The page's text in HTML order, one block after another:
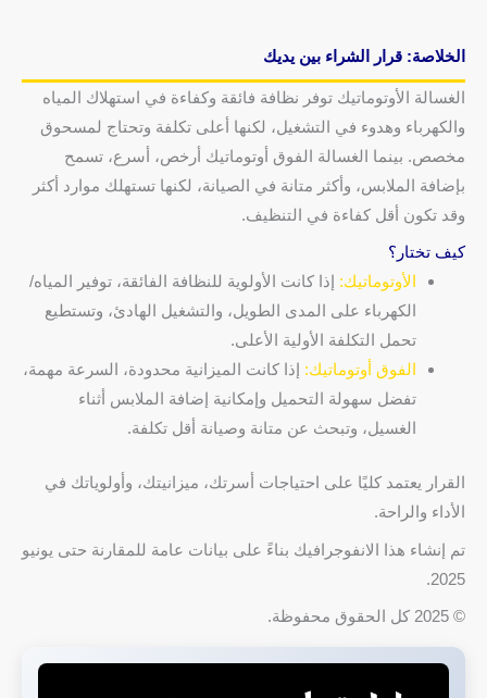
الخلاصة: قرار الشراء بين يديك
الغسالة الأوتوماتيك توفر نظافة فائقة وكفاءة في استهلاك المياه
والكهرباء وهدوء في التشغيل، لكنها أعلى تكلفة وتحتاج لمسحوق
مخصص. بينما الغسالة الفوق أوتوماتيك أرخص، أسرع، تسمح
بإضافة الملابس، وأكثر متانة في الصيانة، لكنها تستهلك موارد أكثر
وقد تكون أقل كفاءة في التنظيف.
كيف تختار؟
الأوتوماتيك: إذا كانت الأولوية للنظافة الفائقة، توفير المياه/
الكهرباء على المدى الطويل، والتشغيل الهادئ، وتستطيع
تحمل التكلفة الأولية الأعلى.
الفوق أوتوماتيك: إذا كانت الميزانية محدودة، السرعة مهمة،
تفضل سهولة التحميل وإمكانية إضافة الملابس أثناء
الغسيل، وتبحث عن متانة وصيانة أقل تكلفة.
القرار يعتمد كليًا على احتياجات أسرتك، ميزانيتك، وأولوياتك في
الأداء والراحة.
تم إنشاء هذا الانفوجرافيك بناءً على بيانات عامة للمقارنة حتى يونيو
2025.
© 2025 كل الحقوق محفوظة.